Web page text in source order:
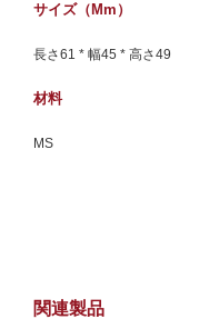
サイズ（mm）
長さ61 * 幅45 * 高さ49
材料
MS
関連製品